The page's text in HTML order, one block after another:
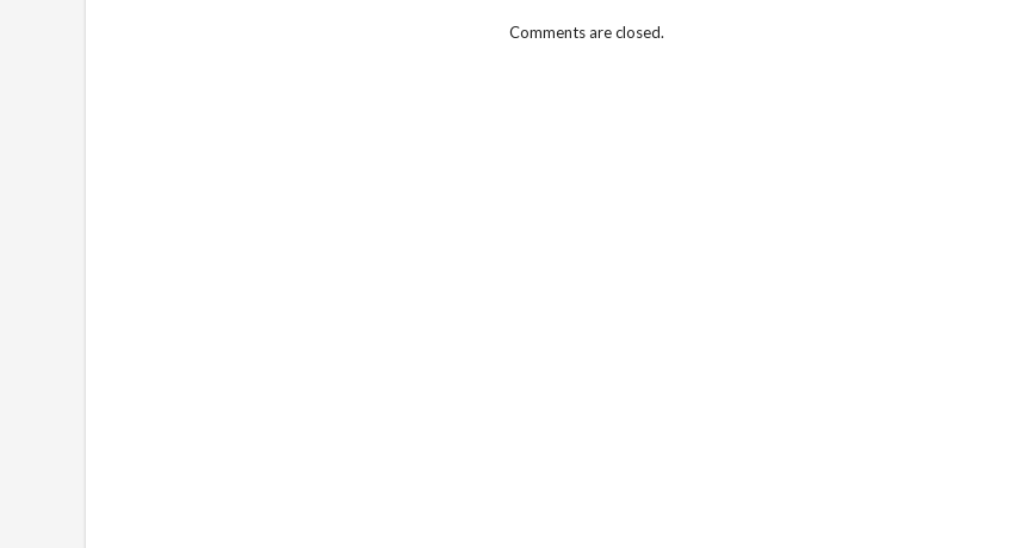
Comments are closed.